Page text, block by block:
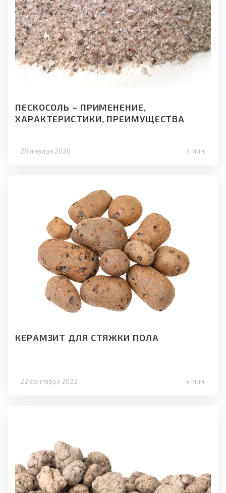
ПЕСКОСОЛЬ – ПРИМЕНЕНИЕ,
ХАРАКТЕРИСТИКИ, ПРЕИМУЩЕСТВА
28 января 2020 3 МИН.
КЕРАМЗИТ ДЛЯ СТЯЖКИ ПОЛА
22 сентября 2022 4 МИН.